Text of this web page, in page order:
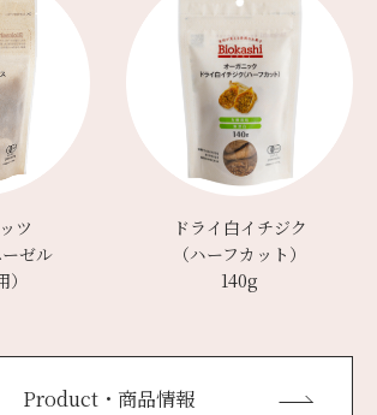
ツ
ゼル
ドライ白イチジク
（ハーフカット）
140g
Product・商品情報